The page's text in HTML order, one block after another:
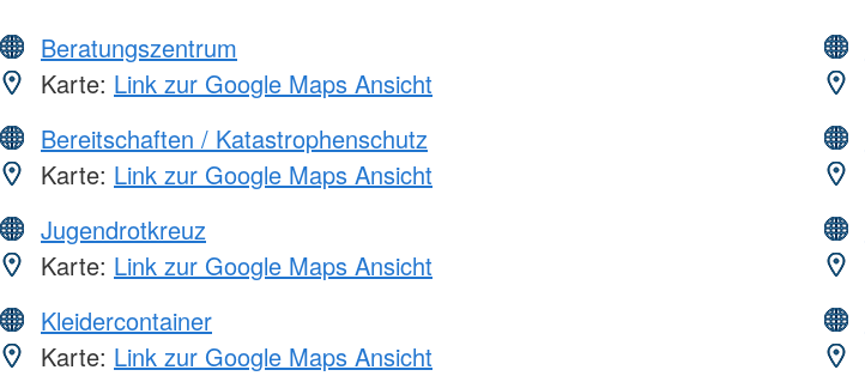
Beratungszentrum
Karte: Link zur Google Maps Ansicht
Bereitschaften / Katastrophenschutz
Karte: Link zur Google Maps Ansicht
Jugendrotkreuz
Karte: Link zur Google Maps Ansicht
Kleidercontainer
Karte: Link zur Google Maps Ansicht